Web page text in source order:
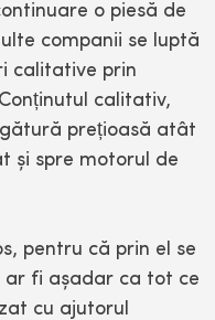
o piesă de
companii se luptă
calitative prin
calitativ,
prețioasă atât
și spre motorul de
pentru că prin el se
ar fi așadar ca tot ce
cu ajutorul